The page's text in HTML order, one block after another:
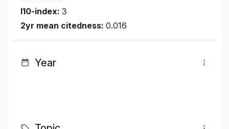
I10-index: 3
2yr mean citedness: 0.016
Year